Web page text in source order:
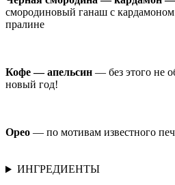
смородиновый ганаш с
пралине
Кофе — апельсин — без этого не
новый год!
Орео — по мотивам известного
ИНГРЕДИЕНТЫ